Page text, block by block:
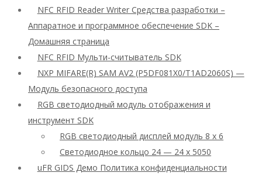
NFC RFID Reader Writer Средства разработки –
Аппаратное и программное обеспечение SDK –
Домашняя страница
NFC RFID Мульти-считыватель SDK
NXP MIFARE(R) SAM AV2 (P5DF081X0/T1AD2060S) —
Модуль безопасного доступа
RGB светодиодный модуль отображения и
инструмент SDK
RGB светодиодный дисплей модуль 8 x 6
Светодиодное кольцо 24 — 24 x 5050
uFR GIDS Демо Политика конфиденциальности